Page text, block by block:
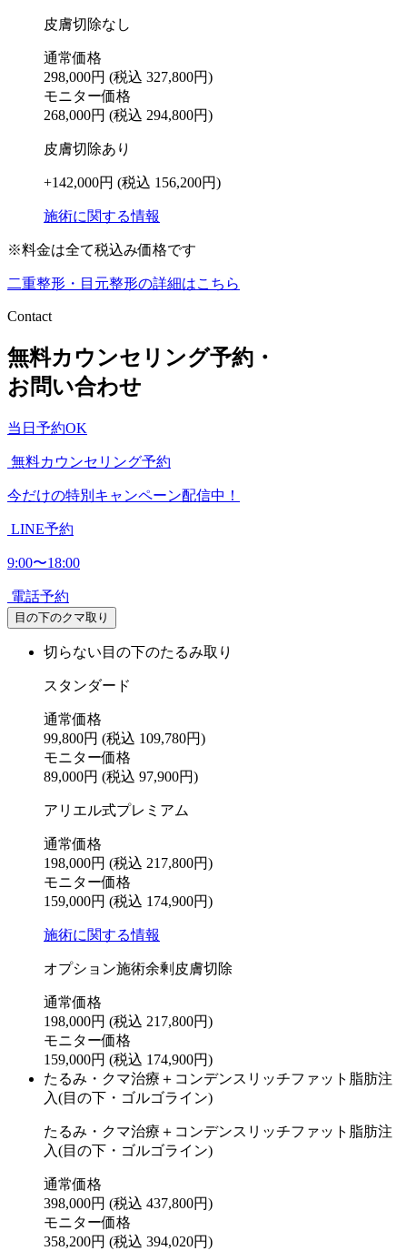
皮膚切除なし
通常価格
298,000円 (税込 327,800円)
モニター価格
268,000円 (税込 294,800円)
皮膚切除あり
+142,000円 (税込 156,200円)
施術に関する情報
※料金は全て税込み価格です
二重整形・目元整形の詳細はこちら
Contact
無料カウンセリング予約・
お問い合わせ
当日予約OK
無料カウンセリング予約
今だけの特別キャンペーン配信中！
LINE予約
9:00〜18:00
電話予約
目の下のクマ取り
切らない目の下のたるみ取り
スタンダード
通常価格
99,800円 (税込 109,780円)
モニター価格
89,000円 (税込 97,900円)
アリエル式プレミアム
通常価格
198,000円 (税込 217,800円)
モニター価格
159,000円 (税込 174,900円)
施術に関する情報
オプション施術余剰皮膚切除
通常価格
198,000円 (税込 217,800円)
モニター価格
159,000円 (税込 174,900円)
たるみ・クマ治療＋コンデンスリッチファット脂肪注
入(目の下・ゴルゴライン)
たるみ・クマ治療＋コンデンスリッチファット脂肪注
入(目の下・ゴルゴライン)
通常価格
398,000円 (税込 437,800円)
モニター価格
358,200円 (税込 394,020円)